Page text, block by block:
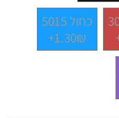
כחול 5015
1.30₪+